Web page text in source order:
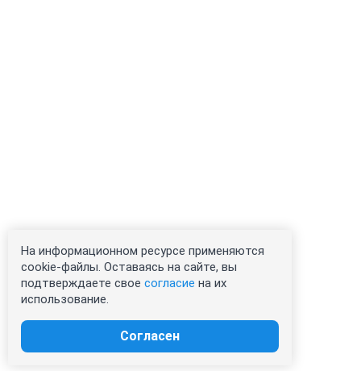
На информационном ресурсе применяются
cookie-файлы. Оставаясь на сайте, вы
подтверждаете свое согласие на их
использование.
Согласен